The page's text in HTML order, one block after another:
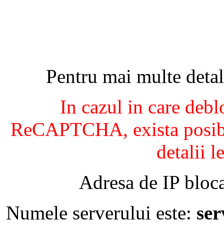
Pentru mai multe
In cazul in care
ReCAPTCHA, exista
detalii
Adresa de IP
Numele serverului este: